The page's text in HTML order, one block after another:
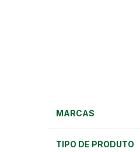
MARCAS
TIPO DE PRODUTO